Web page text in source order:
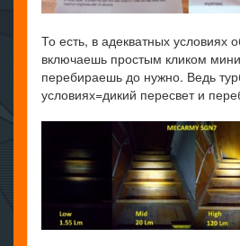
То есть, в адекватных условиях
включаешь простым кликом
перебираешь до нужно. Ведь
условиях=дикий пересвет и